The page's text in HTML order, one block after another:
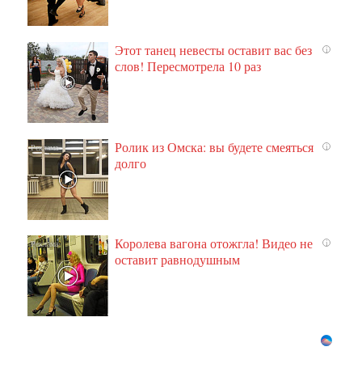
i
Этот танец невесты оставит вас без
слов! Пересмотрела 10 раз
i
Ролик из Омска: вы будете смеяться
долго
i
Королева вагона отожгла! Видео не
оставит равнодушным